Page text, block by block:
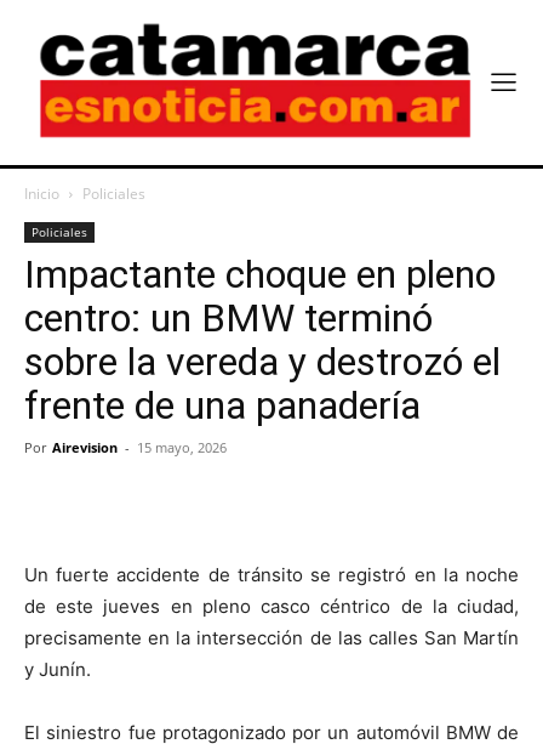
Inicio Policiales
Policiales
Impactante choque en pleno
centro: un BMW terminó
sobre la vereda y destrozó el
frente de una panadería
Por Airevision - 15 mayo, 2026
Un fuerte accidente de tránsito se registró en la noche
de este jueves en pleno casco céntrico de la ciudad,
precisamente en la intersección de las calles San Martín
y Junín.
El siniestro fue protagonizado por un automóvil BMW de